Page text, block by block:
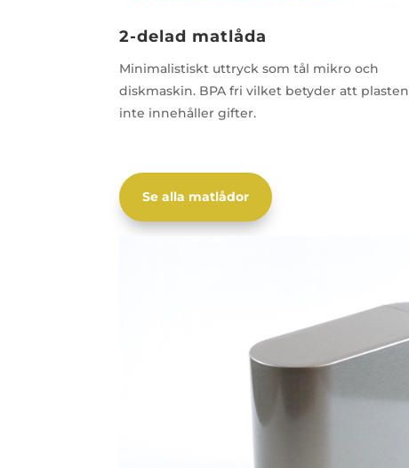
2-delad matlåda
Minimalistiskt uttryck som tål mikro och
diskmaskin. BPA fri vilket betyder att plasten
inte innehåller gifter.
Se alla matlådor